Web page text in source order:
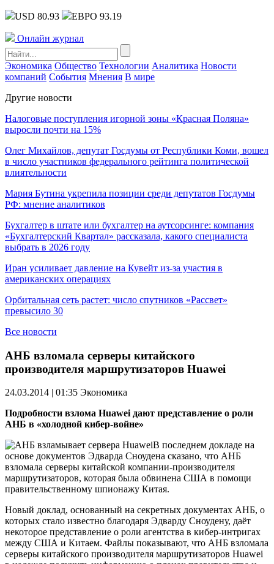
USD 80.93 ЕВРО 93.19
Онлайн журнал
Экономика Общество Технологии Аналитика Новости
компаний События Мнения В мире
Другие новости
Налоговые поступления игорной зоны «Красная Поляна»
выросли почти на 15%
Олег Михайлов, депутат Госдумы от Республики Коми, вошел
в число участников федерального рейтинга политической
влиятельности
Мария Бутина укрепила позиции среди депутатов Госдумы
РФ: мнение аналитиков
Бухгалтер в штате или бухгалтер на аутсорсинге: компания
«Бухгалтерский Квартал» рассказала, какого специалиста
выбрать в 2026 году
Иран усиливает давление на Кувейт из-за участия в
американских операциях
Орбитальная сеть растет: число спутников «Рассвет»
превысило 30
Все новости
АНБ взломала серверы китайского
производителя маршрутизаторов Huawei
24.03.2014 | 01:35 Экономика
Подробности взлома Huawei дают представление о роли
АНБ в «холодной кибер-войне»
В последнем докладе на
основе документов Эдварда Сноудена сказано, что АНБ
взломала серверы китайской компании-производителя
маршрутизаторов, которая была обвинена США в помощи
правительственному шпионажу Китая.
Новый доклад, основанный на секретных документах АНБ, о
которых стало известно благодаря Эдварду Сноудену, даёт
некоторое представление о роли агентства в кибер-интригах
между США и Китаем. Файлы показывают, что АНБ взломала
серверы китайского производителя маршрутизаторов Huawei